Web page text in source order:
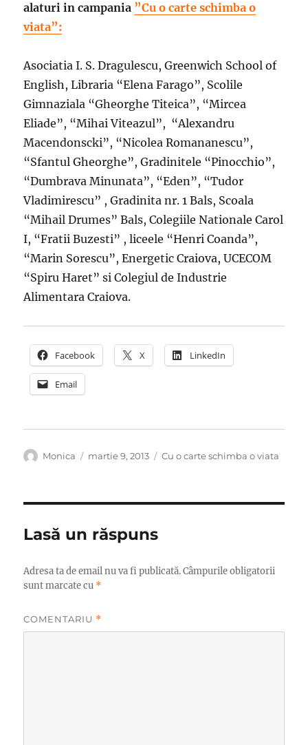
alaturi in campania ”Cu o carte schimba o
viata”:
Asociatia I. S. Dragulescu, Greenwich School of
English, Libraria “Elena Farago”, Scolile
Gimnaziala “Gheorghe Titeica”, “Mircea
Eliade”, “Mihai Viteazul”, “Alexandru
Macendonscki”, “Nicolea Romananescu”,
“Sfantul Gheorghe”, Gradinitele “Pinocchio”,
“Dumbrava Minunata”, “Eden”, “Tudor
Vladimirescu” , Gradinita nr. 1 Bals, Scoala
“Mihail Drumes” Bals, Colegiile Nationale Carol
I, “Fratii Buzesti” , liceele “Henri Coanda”,
“Marin Sorescu”, Energetic Craiova, UCECOM
“Spiru Haret” si Colegiul de Industrie
Alimentara Craiova.
Facebook X LinkedIn
Email
Autor
Monica
Publicat
martie 9, 2013 Categorii
Cu o carte schimba o viata
Lasă un răspuns
Adresa ta de email nu va fi publicată. Câmpurile obligatorii
sunt marcate cu *
COMENTARIU *